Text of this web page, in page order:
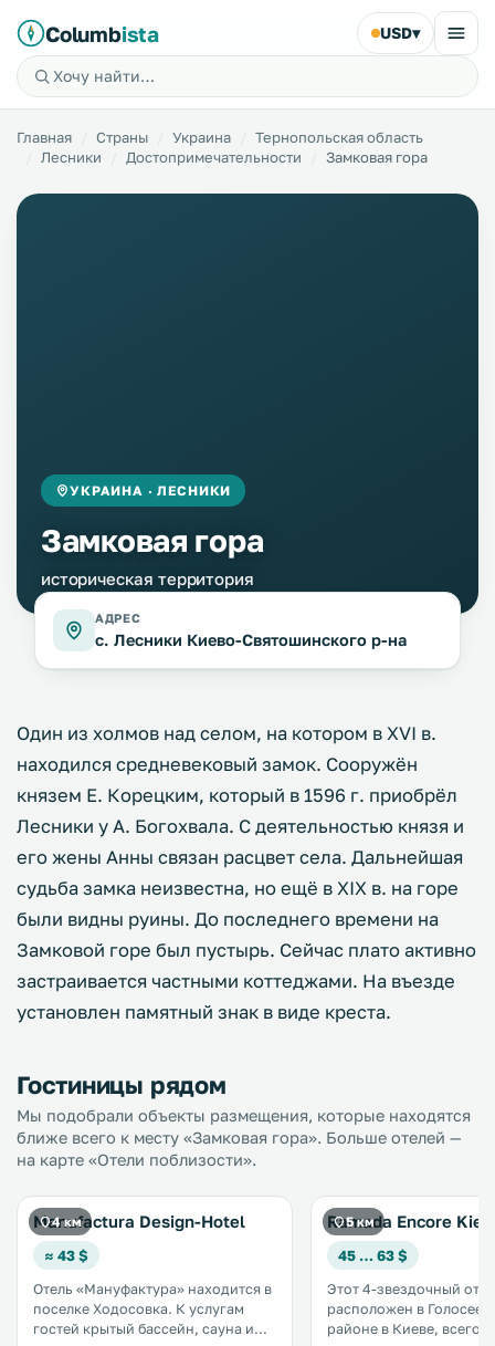
Columbista USD▾
Главная Страны Украина
Тернопольская область
Лесники
Достопримечательности Замковая гора
УКРАИНА · ЛЕСНИКИ
Замковая гора
историческая территория
АДРЕС
с. Лесники Киево-Святошинского р-на
Один из холмов над селом, на котором в XVI в.
находился средневековый замок. Сооружён
князем Е. Корецким, который в 1596 г. приобрёл
Лесники у А. Богохвала. С деятельностью князя и
его жены Анны связан расцвет села. Дальнейшая
судьба замка неизвестна, но ещё в XIX в. на горе
были видны руины. До последнего времени на
Замковой горе был пустырь. Сейчас плато активно
застраивается частными коттеджами. На въезде
установлен памятный знак в виде креста.
Гостиницы рядом
Мы подобрали объекты размещения, которые находятся
ближе всего к месту «Замковая гора». Больше отелей —
на карте «Отели поблизости».
4 км
Manufactura Design-Hotel
≈ 43 $
Отель «Мануфактура» находится в
поселке Ходосовка. К услугам
гостей крытый бассейн, сауна и
5 км
Ramada Encore Kiev
45 … 63 $
Этот 4-звездочный
расположен в
районе в Киеве, всего